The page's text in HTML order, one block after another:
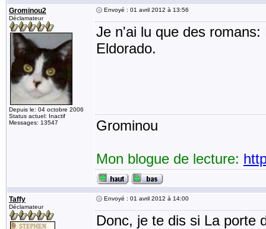
Grominou2
Déclamateur
Depuis le: 04 octobre 2006
Status actuel: Inactif
Messages: 13547
Envoyé : 01 avril 2012 à 13:56
Je n'ai lu que des
Eldorado.
Grominou
Mon blogue de lecture:
Taffy
Déclamateur
Envoyé : 01 avril 2012 à 14:00
Donc, je te dis si La porte